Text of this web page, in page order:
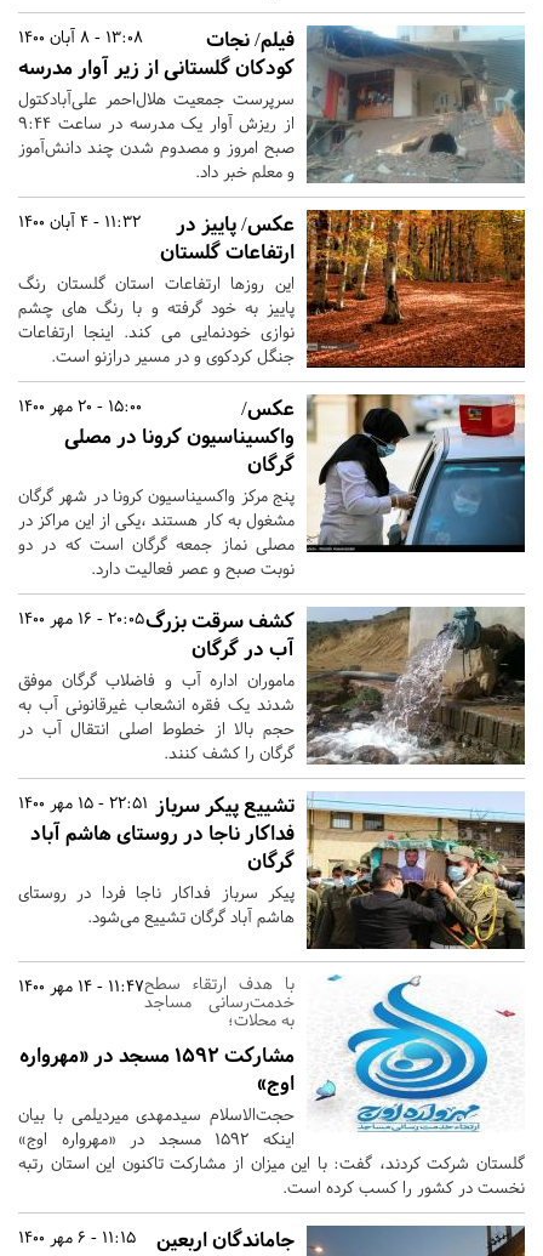
13:08 - 8 آبان 1400
فیلم/ نجات
کودکان گلستانی از زیر آوار مدرسه
سرپرست جمعیت هلال‌احمر علی‌آبادکتول
از ریزش آوار یک مدرسه در ساعت ۹:۴۴
صبح امروز و مصدوم شدن چند دانش‌آموز
و معلم خبر داد.
11:32 - 4 آبان 1400
عکس/ پاییز در
ارتفاعات گلستان
این روزها ارتفاعات استان گلستان رنگ
پاییز به خود گرفته و با رنگ های چشم
نوازی خودنمایی می کند. اینجا ارتفاعات
جنگل کردکوی و در مسیر درازنو است.
15:00 - 20 مهر 1400
عکس/
واکسیناسیون کرونا در مصلی
گرگان
پنج مرکز واکسیناسیون کرونا در شهر گرگان
مشغول به کار هستند ،یکی از این مراکز در
مصلی نماز جمعه گرگان است که در دو
نوبت صبح و عصر فعالیت دارد.
20:05 - 16 مهر 1400کشف سرقت بزرگ
آب در گرگان
ماموران اداره آب و فاضلاب گرگان موفق
شدند یک فقره انشعاب غیرقانونی آب به
حجم بالا از خطوط اصلی انتقال آب در
گرگان را کشف کنند.
22:51 - 15 مهر 1400 تشییع پیکر سرباز
فداکار ناجا در روستای هاشم آباد
گرگان
پیکر سرباز فداکار ناجا فردا در روستای
هاشم آباد گرگان تشییع می‌شود.
11:47 - 14 مهر 1400با هدف ارتقاء سطح
خدمت‌رسانی مساجد
به محلات؛
مشارکت ۱۵۹۲ مسجد در «مهرواره
اوج»
حجت‌الاسلام سیدمهدی میردیلمی با بیان
اینکه ۱۵۹۲ مسجد در «مهرواره اوج»
گلستان شرکت کردند، گفت: با این میزان از مشارکت تاکنون این استان رتبه
نخست در کشور را کسب کرده است.
11:15 - 6 مهر 1400
جاماندگان اربعین